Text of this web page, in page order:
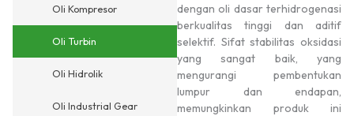
Oli Kompresor
Oli Turbin
Oli Hidrolik
Oli Industrial Gear
dengan oli dasar terhidrogenasi
berkualitas tinggi dan aditif
selektif. Sifat stabilitas oksidasi
yang sangat baik, yang
mengurangi pembentukan
lumpur dan endapan,
memungkinkan produk ini